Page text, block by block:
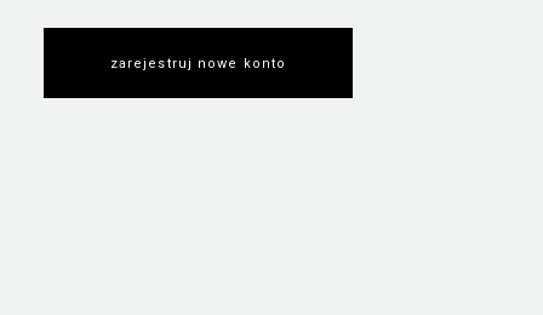
zarejestruj nowe konto